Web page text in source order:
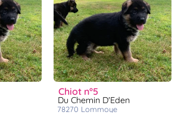
chiot n°5
Du Chemin D'Eden
78270 lommoye